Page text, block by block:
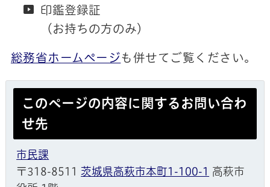
印鑑登録証
（お持ちの方のみ）
総務省ホームページも併せてご覧ください。
このページの内容に関するお問い合わ
せ先
市民課
〒318-8511 茨城県高萩市本町1-100-1 高萩市